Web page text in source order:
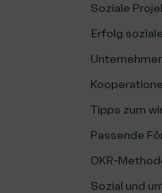
Soziale
Erfolg
Tipps zum
Passende
OKR-
Sozial und